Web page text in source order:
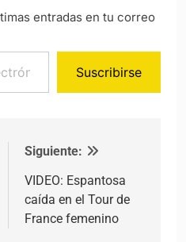
entradas en tu correo
Suscribirse
entradas
Siguiente:
VIDEO: Espantosa
caída en el Tour de
France femenino